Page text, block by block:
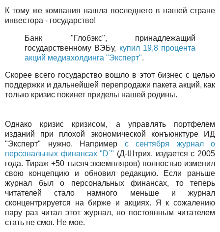
К тому же компания нашла последнего в нашей стране
инвестора - государство!
Банк "Глобэкс", принадлежащий
государственному ВЭБу, купил 19,8 процента
акций медиахолдинга "Эксперт".
Скорее всего государство вошло в этот бизнес с целью
поддержки и дальнейшей перепродажи пакета акций, как
только кризис покинет приделы нашей родины.
Однако кризис кризисом, а управлять портфелем
изданий при плохой экономической конъюнктуре ИД
"Эксперт" нужно. Например с сентября журнал о
персональных финансах "D`" (Д-Штрих, издается с 2005
года. Тираж +50 тысяч экземпляров) полностью изменил
свою концепцию и обновил редакцию. Если раньше
журнал был о персональных финансах, то теперь
читателей стало намного меньше и журнал
сконцентрируется на бирже и акциях. Я к сожалению
пару раз читал этот журнал, но постоянным читателем
стать не смог. Не мое.